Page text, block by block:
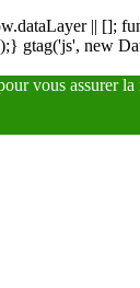
|| [];
gtag('js', new
vous assurer